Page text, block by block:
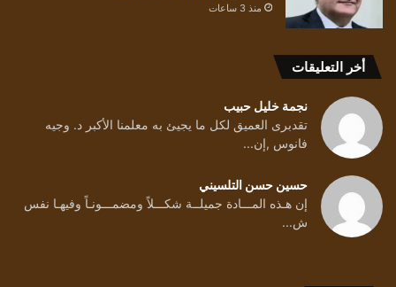
منذ 3 ساعات
أخر التعليقات
نجمة خليل حبيب
تقدبرى العميق لكل ما يجيئ به معلمنا الأكبر د. وجيه
فانوس ,إن...
حسين حسن التلسيني
إن هـذه المـــادة جميلــة شكـــلاً ومضمـــونـاً وفيهـا نفس
ش...